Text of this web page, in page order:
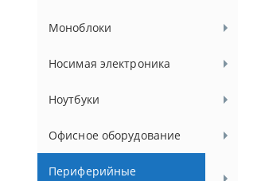
Моноблоки
Носимая электроника
Ноутбуки
Офисное оборудование
Периферийные